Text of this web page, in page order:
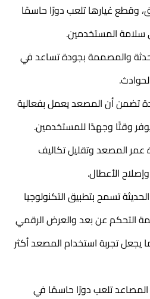
وقطع غيارها تلعب دورًا حاسمًا
المستخدمين.
والمصممة بجودة تساعد في
تضمن أن المصعد يعمل بفعالية
وقتًا وجهدًا للمستخدمين.
المصعد وتقليل تكاليف
الأعطال.
تسمح بتطبيق التكنولوجيا
التحكم عن بعد والعرض الرقمي
تجربة استخدام المصعد أكثر
تلعب دورًا حاسمًا في